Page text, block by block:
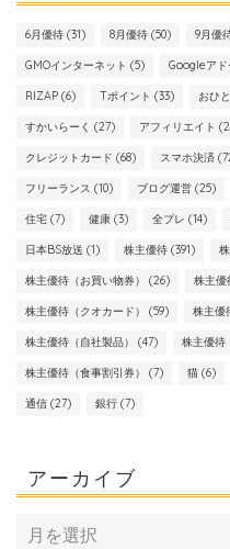
6月優待 (31) 8月優待 (50) 9月優
GMOインターネット (5) Googleアド
RIZAP (6) Tポイント (33) おひ
すかいらーく (27) アフィリエイト
クレジットカード (68) スマホ決済
フリーランス (10) ブログ運営 (25)
住宅 (7) 健康 (3) 全プレ (14)
日本BS放送 (1) 株主優待 (391)
株主優待（お買い物券） (26) 株主優
株主優待（クオカード） (59) 株主優
株主優待（自社製品） (47) 株主優待
株主優待（食事割引券） (7) 猫 (6)
通信 (27) 銀行 (7)
アーカイブ